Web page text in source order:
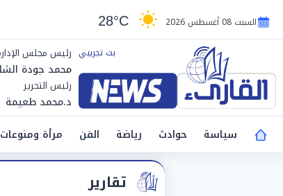
السبت 08 أغسطس 2026 28°C
رئيس مجلس
محمد جودة
رئيس التحرير
د.محمد طعيمة
سياسة
حوادث رياضة الفن مرأة ومنوعات
تقارير